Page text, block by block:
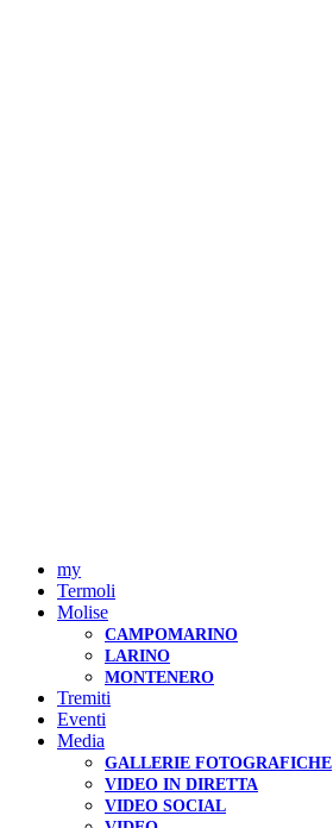
my
Termoli
Molise
CAMPOMARINO
LARINO
MONTENERO
Tremiti
Eventi
Media
GALLERIE FOTOGRAFICHE
VIDEO IN DIRETTA
VIDEO SOCIAL